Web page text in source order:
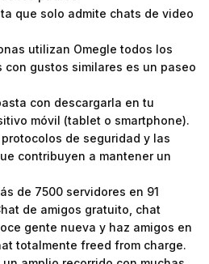
que solo admite chats de video
utilizan Omegle todos los
con gustos similares es un paseo
con descargarla en tu
móvil (tablet o smartphone).
de seguridad y las
contribuyen a mantener un
de 7500 servidores en 91
de amigos gratuito, chat
gente nueva y haz amigos en
totalmente freed from charge.